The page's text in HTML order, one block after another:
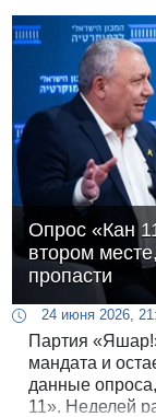
остается
Опрос «Кан
втором
пропасти
24 июня 2026,
Партия
мандата и
данные
11». Неделей